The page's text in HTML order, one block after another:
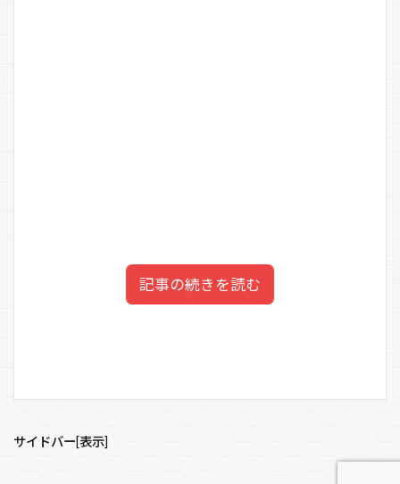
記事の続きを読む
1 小田貴月の経歴プロフィール
サイドバー[表示]